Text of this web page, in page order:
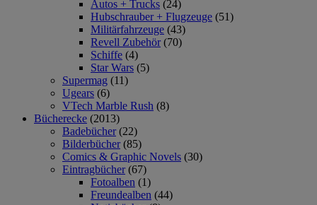
Autos + Trucks (24)
Hubschrauber + Flugzeuge (51)
Militärfahrzeuge (43)
Revell Zubehör (70)
Schiffe (4)
Star Wars (5)
Supermag (11)
Ugears (6)
VTech Marble Rush (8)
Bücherecke (2013)
Badebücher (22)
Bilderbücher (85)
Comics & Graphic Novels (30)
Eintragbücher (67)
Fotoalben (1)
Freundealben (44)